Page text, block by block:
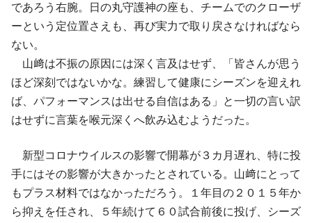
であろう右腕。日の丸守護神の座も、チームでのクローザ
ーという定位置さえも、再び実力で取り戻さなければなら
ない。
山﨑は不振の原因には深く言及はせず、「皆さんが思う
ほど深刻ではないかな。練習して健康にシーズンを迎えれ
ば、パフォーマンスは出せる自信はある」と一切の言い訳
はせずに言葉を喉元深くへ飲み込むようだった。
新型コロナウイルスの影響で開幕が３カ月遅れ、特に投
手にはその影響が大きかったとされている。山﨑にとって
もプラス材料ではなかっただろう。１年目の２０１５年か
ら抑えを任され、５年続けて６０試合前後に投げ、シーズ